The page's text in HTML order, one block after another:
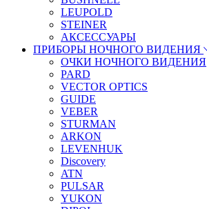
LEUPOLD
STEINER
АКСЕССУАРЫ
ПРИБОРЫ НОЧНОГО ВИДЕНИЯ
ОЧКИ НОЧНОГО ВИДЕНИЯ
PARD
VECTOR OPTICS
GUIDE
VEBER
STURMAN
ARKON
LEVENHUK
Discovery
ATN
PULSAR
YUKON